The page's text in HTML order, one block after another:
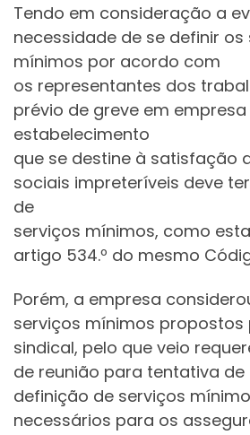
Tendo em consideração a
necessidade de se definir os
mínimos por acordo com
os representantes dos
prévio de greve em empresa
estabelecimento
que se destine à satisfação
sociais impreteríveis deve
de
serviços mínimos, como
artigo 534.º do mesmo
Porém, a empresa
serviços mínimos
sindical, pelo que veio
de reunião para tentativa
definição de serviços
necessários para os